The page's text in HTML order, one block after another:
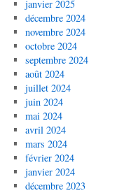
janvier 2025
décembre 2024
novembre 2024
octobre 2024
septembre 2024
août 2024
juillet 2024
juin 2024
mai 2024
avril 2024
mars 2024
février 2024
janvier 2024
décembre 2023